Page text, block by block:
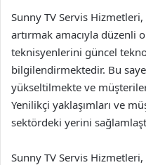
Sunny TV Servis
artırmak amacıyla düzenli
teknisyenlerini güncel
bilgilendirmektedir. Bu
yükseltilmekte ve
Yenilikçi yaklaşımları ve
sektördeki yerini
Sunny TV Servis